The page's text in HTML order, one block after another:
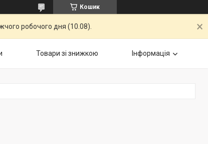
Кошик
робочого дня (10.08).
Товари зі знижкою Інформація